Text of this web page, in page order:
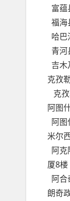
富
福海
哈
青
吉
克孜
克
阿图
阿
米尔
阿
厦8楼
阿
朗奇